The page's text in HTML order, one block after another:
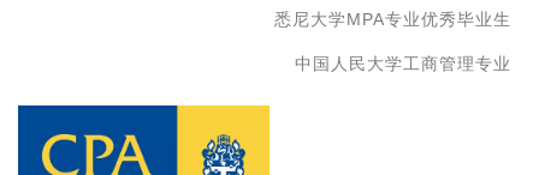
悉尼大学MPA专业优秀毕业生
中国人民大学工商管理专业